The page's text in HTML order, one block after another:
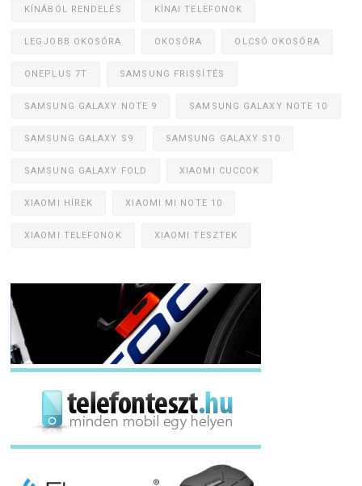
KÍNÁBÓL RENDELÉS KÍNAI TELEFONOK
LEGJOBB OKOSÓRA OKOSÓRA OLCSÓ OKOSÓRA
ONEPLUS 7T SAMSUNG FRISSÍTÉS
SAMSUNG GALAXY NOTE 9 SAMSUNG GALAXY NOTE 10
SAMSUNG GALAXY S9 SAMSUNG GALAXY S10
SAMSUNG GALAXY FOLD XIAOMI CUCCOK
XIAOMI HÍREK XIAOMI MI NOTE 10
XIAOMI TELEFONOK XIAOMI TESZTEK